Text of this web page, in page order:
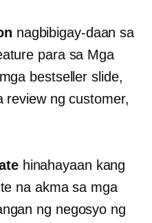
nagbibigay-daan sa
para sa Mga
bestseller slide,
review ng customer,
hinahayaan kang
na akma sa mga
ng negosyo ng